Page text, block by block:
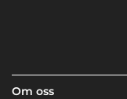
Om oss